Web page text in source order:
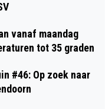
vanaf maandag
tot 35 graden
#46: Op zoek naar